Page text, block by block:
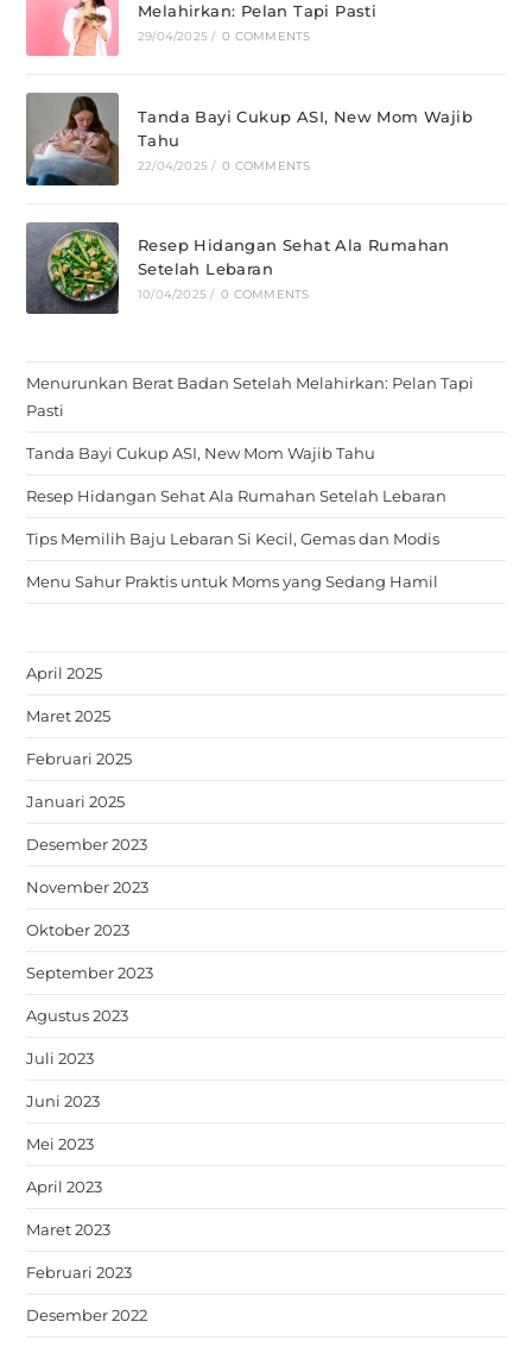
Melahirkan: Pelan Tapi Pasti
29/04/2025 / 0 COMMENTS
Tanda Bayi Cukup ASI, New Mom Wajib
Tahu
22/04/2025 / 0 COMMENTS
Resep Hidangan Sehat Ala Rumahan
Setelah Lebaran
10/04/2025 / 0 COMMENTS
Menurunkan Berat Badan Setelah Melahirkan: Pelan Tapi
Pasti
Tanda Bayi Cukup ASI, New Mom Wajib Tahu
Resep Hidangan Sehat Ala Rumahan Setelah Lebaran
Tips Memilih Baju Lebaran Si Kecil, Gemas dan Modis
Menu Sahur Praktis untuk Moms yang Sedang Hamil
April 2025
Maret 2025
Februari 2025
Januari 2025
Desember 2023
November 2023
Oktober 2023
September 2023
Agustus 2023
Juli 2023
Juni 2023
Mei 2023
April 2023
Maret 2023
Februari 2023
Desember 2022